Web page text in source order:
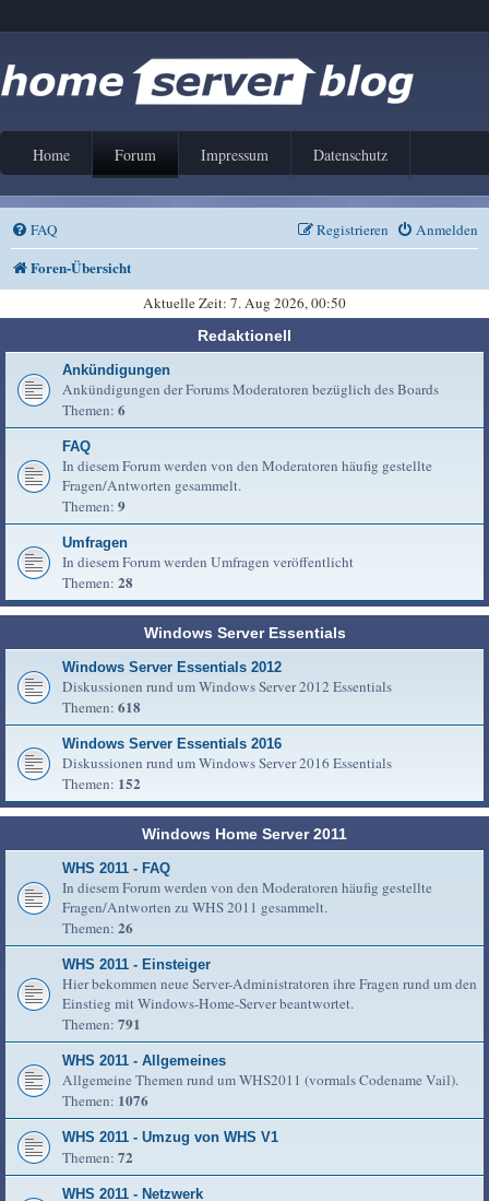
Home Forum Impressum Datenschutz
FAQ Anmelden
Registrieren
Foren-Übersicht
Aktuelle Zeit: 7. Aug 2026, 00:50
Redaktionell
Ankündigungen
Ankündigungen der Forums Moderatoren bezüglich des Boards
Themen: 6
FAQ
In diesem Forum werden von den Moderatoren häufig gestellte
Fragen/Antworten gesammelt.
Themen: 9
Umfragen
In diesem Forum werden Umfragen veröffentlicht
Themen: 28
Windows Server Essentials
Windows Server Essentials 2012
Diskussionen rund um Windows Server 2012 Essentials
Themen: 618
Windows Server Essentials 2016
Diskussionen rund um Windows Server 2016 Essentials
Themen: 152
Windows Home Server 2011
WHS 2011 - FAQ
In diesem Forum werden von den Moderatoren häufig gestellte
Fragen/Antworten zu WHS 2011 gesammelt.
Themen: 26
WHS 2011 - Einsteiger
Hier bekommen neue Server-Administratoren ihre Fragen rund um den
Einstieg mit Windows-Home-Server beantwortet.
Themen: 791
WHS 2011 - Allgemeines
Allgemeine Themen rund um WHS2011 (vormals Codename Vail).
Themen: 1076
WHS 2011 - Umzug von WHS V1
Themen: 72
WHS 2011 - Netzwerk